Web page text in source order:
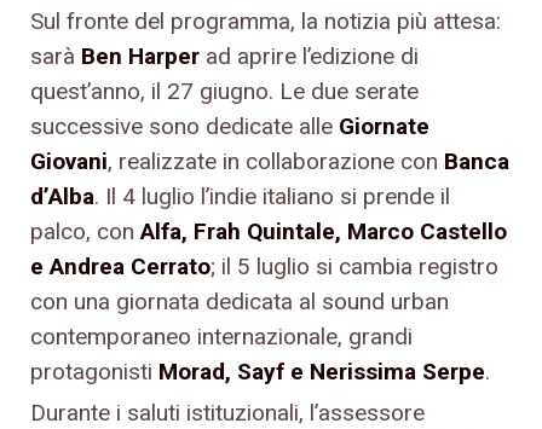
Sul fronte del programma, la notizia più attesa:
sarà Ben Harper ad aprire l’edizione di
quest’anno, il 27 giugno. Le due serate
successive sono dedicate alle Giornate
Giovani, realizzate in collaborazione con Banca
d’Alba. Il 4 luglio l’indie italiano si prende il
palco, conAlfa, Frah Quintale, Marco Castello
e Andrea Cerrato; il 5 luglio si cambia registro
con una giornata dedicata al sound urban
contemporaneo internazionale, grandi
protagonisti Morad, Sayf e Nerissima Serpe.
Durante i saluti istituzionali, l’assessore